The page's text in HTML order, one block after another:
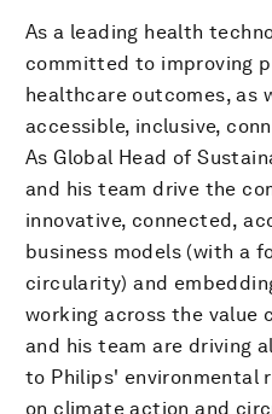
As a leading health
committed to improving
healthcare outcomes, as
accessible, inclusive,
As Global Head of
and his team drive the
innovative, connected,
business models (with a
circularity) and
working across the value
and his team are driving
to Philips' environmental
on climate action and